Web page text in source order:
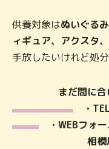
供養対象はぬいぐる
ィギュア、アクスタ
手放したいけれど処
まだ間に
・
・WEBフォー
相